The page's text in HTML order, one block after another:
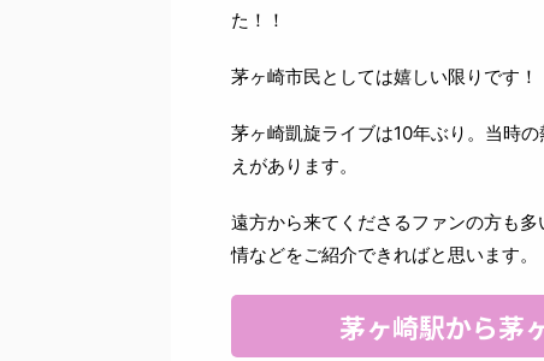
た！！
茅ヶ崎市民としては嬉しい限りです！
茅ヶ崎凱旋ライブは10年ぶり。当時
えがあります。
遠方から来てくださるファンの方も
情などをご紹介できればと思います。
茅ヶ崎駅から茅